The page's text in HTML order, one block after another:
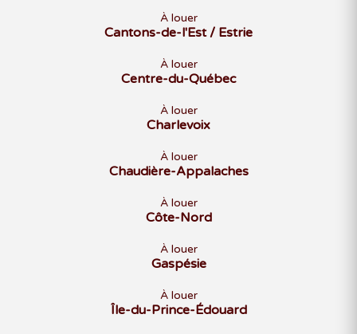
À louer
Cantons-de-l'Est / Estrie
À louer
Centre-du-Québec
À louer
Charlevoix
À louer
Chaudière-Appalaches
À louer
Côte-Nord
À louer
Gaspésie
À louer
Île-du-Prince-Édouard